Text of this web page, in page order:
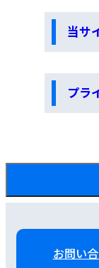
当サ
プラ
お問い